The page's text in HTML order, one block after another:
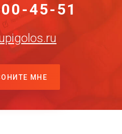
45-51
МНЕ